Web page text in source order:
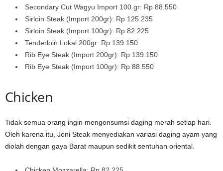
Secondary Cut Wagyu Import 100 gr: Rp 88.550
Sirloin Steak (Import 200gr): Rp 125.235
Sirloin Steak (Import 100gr): Rp 82.225
Tenderloin Lokal 200gr: Rp 139.150
Rib Eye Steak (Import 200gr): Rp 139.150
Rib Eye Steak (Import 100gr): Rp 88.550
Chicken
Tidak semua orang ingin mengonsumsi daging merah setiap hari.
Oleh karena itu, Joni Steak menyediakan variasi daging ayam yang
diolah dengan gaya Barat maupun sedikit sentuhan oriental.